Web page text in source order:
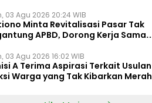
03 Agu 2026 20:24 WIB
Minta Revitalisasi Pasar Tak
APBD, Dorong Kerja Sama
03 Agu 2026 16:02 WIB
A Terima Aspirasi Terkait Usulan
Warga yang Tak Kibarkan Merah